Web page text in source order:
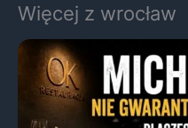
Więcej z wrocław